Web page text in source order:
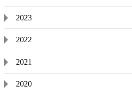
2023
2022
2021
2020